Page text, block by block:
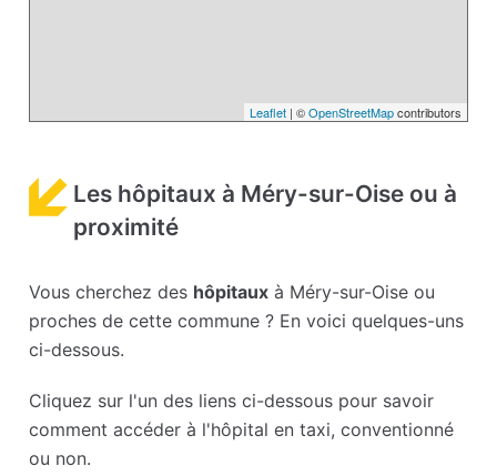
Leaflet| ©OpenStreetMapcontributors
Les hôpitaux à Méry-sur-Oise ou à
proximité
Vous cherchez des hôpitaux à Méry-sur-Oise ou
proches de cette commune ? En voici quelques-uns
ci-dessous.
Cliquez sur l'un des liens ci-dessous pour savoir
comment accéder à l'hôpital en taxi, conventionné
ou non.